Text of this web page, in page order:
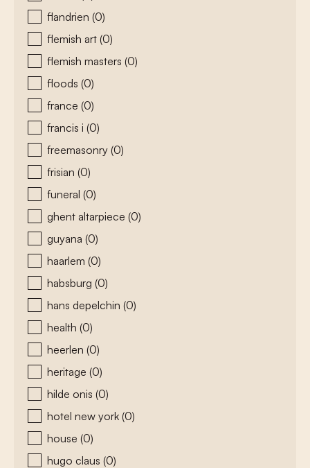
flandrien (0)
flemish art (0)
flemish masters (0)
floods (0)
france (0)
francis i (0)
freemasonry (0)
frisian (0)
funeral (0)
ghent altarpiece (0)
guyana (0)
haarlem (0)
habsburg (0)
hans depelchin (0)
health (0)
heerlen (0)
heritage (0)
hilde onis (0)
hotel new york (0)
house (0)
hugo claus (0)